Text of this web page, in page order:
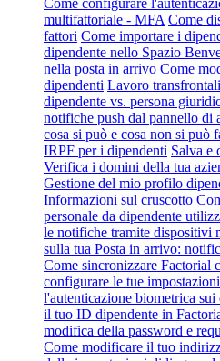
multifattoriale - MFA Come
fattori Come importare i
dipendente nello Spazio
nella posta in arrivo Come
dipendenti Lavoro
dipendente vs. persona
notifiche push dal pannello di
cosa si può e cosa non si può
IRPF per i dipendenti Salva e
Verifica i domini della tua
Gestione del mio profilo
Informazioni sul cruscotto
personale da dipendente
le notifiche tramite dispositivi
sulla tua Posta in arrivo:
Come sincronizzare Factorial
configurare le tue
l'autenticazione biometrica
il tuo ID dipendente in
modifica della password e
Come modificare il tuo